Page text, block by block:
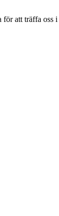
för att träffa oss i